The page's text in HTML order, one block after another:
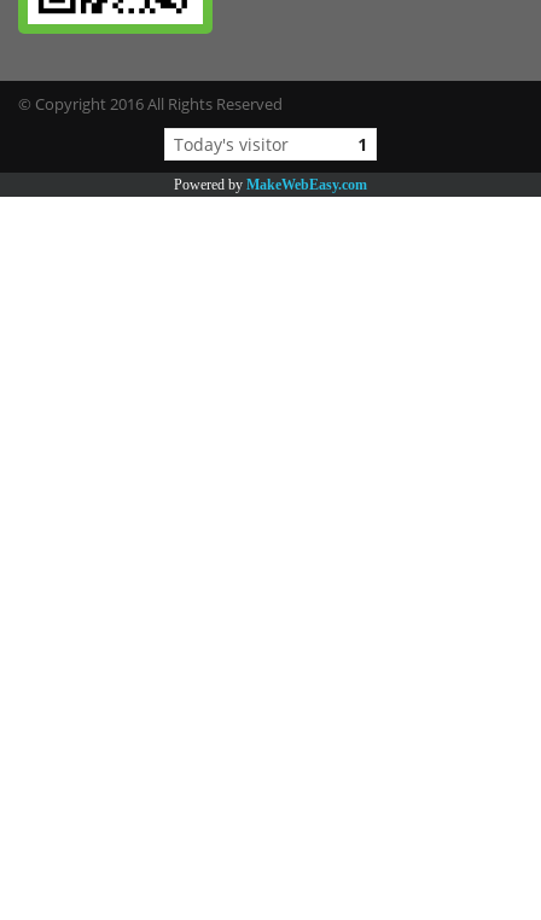
© Copyright 2016 All Rights Reserved
Today's visitor 1
Powered by MakeWebEasy.com